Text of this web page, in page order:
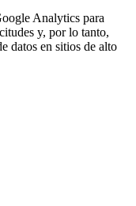
Analytics para
y, por lo tanto,
datos en sitios de alto